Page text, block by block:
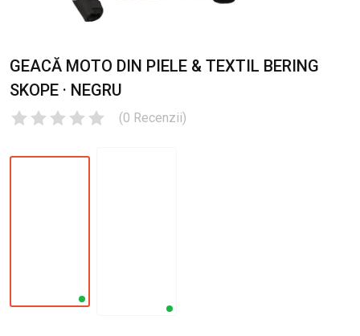
GEACĂ MOTO DIN PIELE & TEXTIL BERING
SKOPE · NEGRU
(0 Recenzii)